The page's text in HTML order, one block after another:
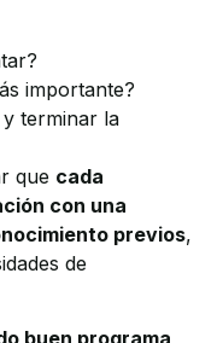
importante?
y terminar la
que cada
con una
previos,
de
buen programa